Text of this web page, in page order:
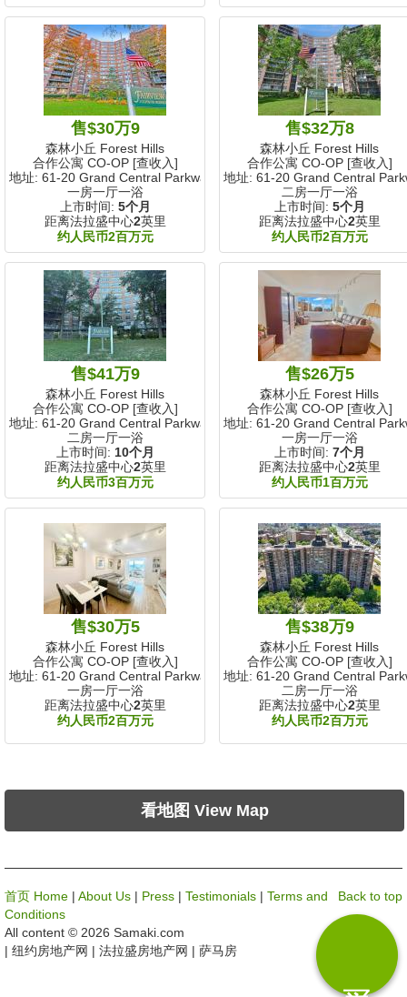
售$30万9
森林小丘 Forest Hills
合作公寓 CO-OP [查收入]
地址: 61-20 Grand Central Parkway
一房一厅一浴
上市时间: 5个月
距离法拉盛中心2英里
约人民币2百万元
售$32万8
森林小丘 Forest Hills
合作公寓 CO-OP [查收入]
地址: 61-20 Grand Central
二房一厅一浴
上市时间: 5个月
距离法拉盛中心2英里
约人民币2百万元
售$41万9
森林小丘 Forest Hills
合作公寓 CO-OP [查收入]
地址: 61-20 Grand Central Parkway
二房一厅一浴
上市时间: 10个月
距离法拉盛中心2英里
约人民币3百万元
售$26万5
森林小丘 Forest Hills
合作公寓 CO-OP [查收入]
地址: 61-20 Grand Central
一房一厅一浴
上市时间: 7个月
距离法拉盛中心2英里
约人民币1百万元
售$30万5
森林小丘 Forest Hills
合作公寓 CO-OP [查收入]
地址: 61-20 Grand Central Parkway
一房一厅一浴
距离法拉盛中心2英里
约人民币2百万元
售$38万9
森林小丘 Forest Hills
合作公寓 CO-OP [查收入]
地址: 61-20 Grand Central
二房一厅一浴
距离法拉盛中心2英里
约人民币2百万元
看地图 View Map
Back to top
首页 Home | About Us | Press | Testimonials | Terms and
Conditions
All content © 2026 Samaki.com
| 纽约房地产网 | 法拉盛房地产网 | 萨马房